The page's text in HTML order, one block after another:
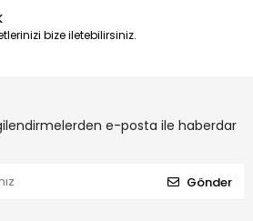
bize iletebilirsiniz.
e-posta ile haberdar
Gönder